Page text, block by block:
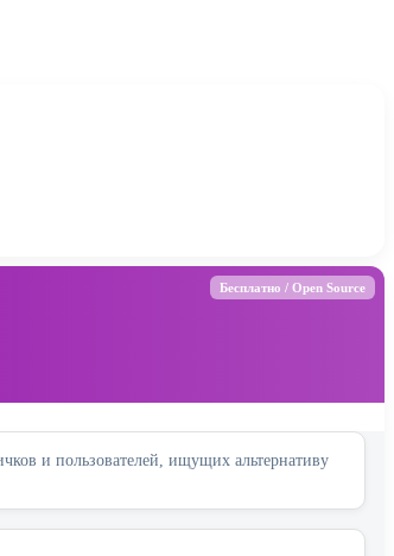
Бесплатно / Open Source
и пользователей, ищущих альтернативу